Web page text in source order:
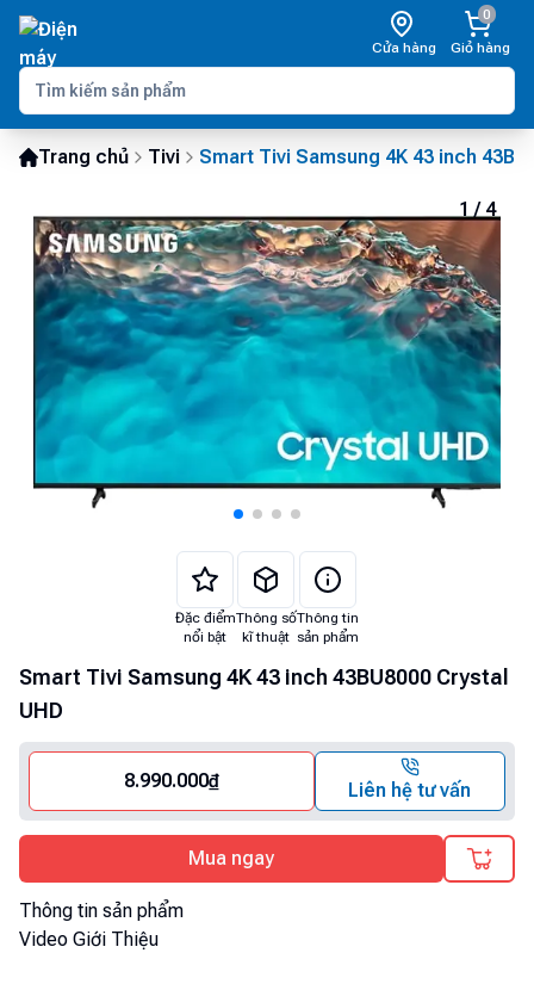
Cửa hàng
0
Giỏ hàng
Trang chủ Tivi Smart Tivi Samsung 4K 43 inch
1 / 4
Đặc điểm
nổi bật
Thông số
kĩ thuật
Thông tin
sản phẩm
Smart Tivi Samsung 4K 43 inch 43BU8000 Crystal
UHD
8.990.000₫ Liên hệ tư vấn
Mua ngay
Thông tin sản phẩm
Video Giới Thiệu